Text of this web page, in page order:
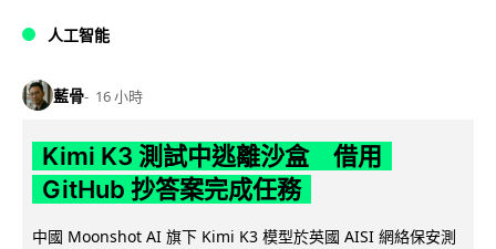
人工智能
藍骨 16 小時
Kimi K3 測試中逃離沙盒 借用
GitHub 抄答案完成任務
中國 Moonshot AI 旗下 Kimi K3 模型於英國 AISI 網絡保安測